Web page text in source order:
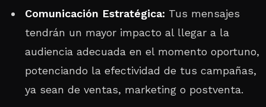
Comunicación Estratégica: Tus mensajes
tendrán un mayor impacto al llegar a la
audiencia adecuada en el momento oportuno,
potenciando la efectividad de tus campañas,
ya sean de ventas, marketing o postventa.